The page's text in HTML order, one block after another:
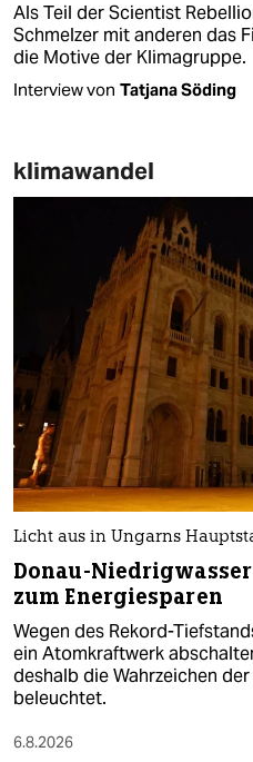
Als Teil der Scientist
Schmelzer mit anderen das
die Motive der Klimagruppe.
Interview von Tatjana Söding
klimawandel
Licht aus in Ungarns
Donau-
zum Energiesparen
Wegen des Rekord-
ein Atomkraftwerk
deshalb die Wahrzeichen
beleuchtet.
6.8.2026